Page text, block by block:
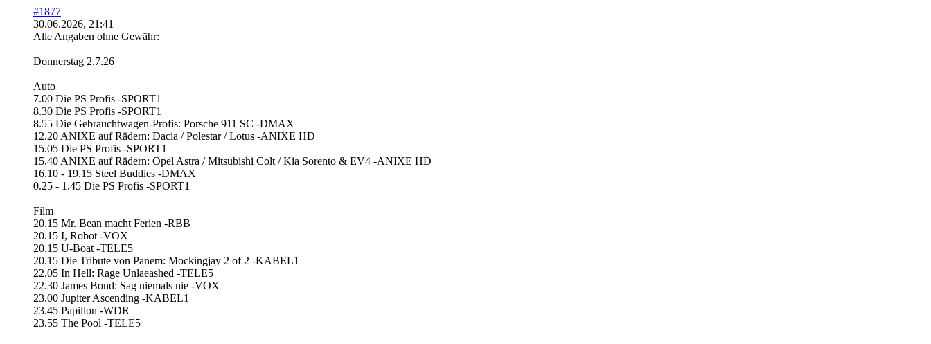
#1877
30.06.2026, 21:41
Alle Angaben ohne Gewähr:
Donnerstag 2.7.26
Auto
7.00 Die PS Profis -SPORT1
8.30 Die PS Profis -SPORT1
8.55 Die Gebrauchtwagen-Profis: Porsche 911 SC -DMAX
12.20 ANIXE auf Rädern: Dacia / Polestar / Lotus -ANIXE HD
15.05 Die PS Profis -SPORT1
15.40 ANIXE auf Rädern: Opel Astra / Mitsubishi Colt / Kia Sorento & EV4 -ANIXE HD
16.10 - 19.15 Steel Buddies -DMAX
0.25 - 1.45 Die PS Profis -SPORT1
Film
20.15 Mr. Bean macht Ferien -RBB
20.15 I, Robot -VOX
20.15 U-Boat -TELE5
20.15 Die Tribute von Panem: Mockingjay 2 of 2 -KABEL1
22.05 In Hell: Rage Unlaeashed -TELE5
22.30 James Bond: Sag niemals nie -VOX
23.00 Jupiter Ascending -KABEL1
23.45 Papillon -WDR
23.55 The Pool -TELE5